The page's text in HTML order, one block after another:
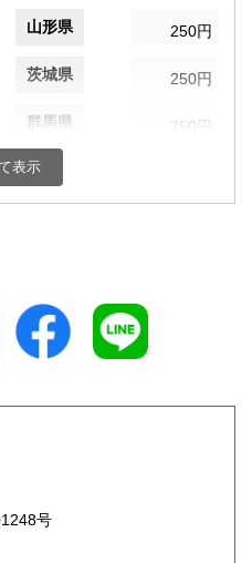
山形県 250円
茨城県 250円
群馬県 250円
千葉県
福井県
長野県
静岡県 250円
表示
号